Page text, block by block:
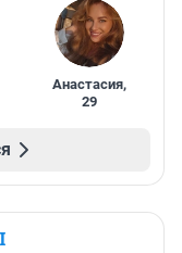
Анастасия,
29